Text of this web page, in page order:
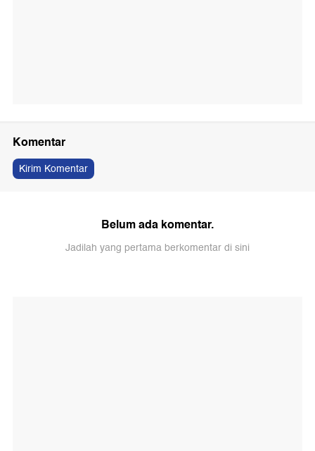
Komentar
Kirim Komentar
Belum ada komentar.
Jadilah yang pertama berkomentar di sini